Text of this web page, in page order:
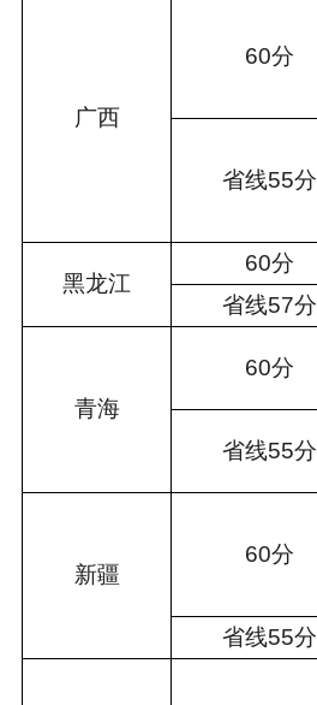
广西
60分
省线55分
黑龙江
60分
省线57分
青海
60分
省线55分
新疆
60分
省线55分